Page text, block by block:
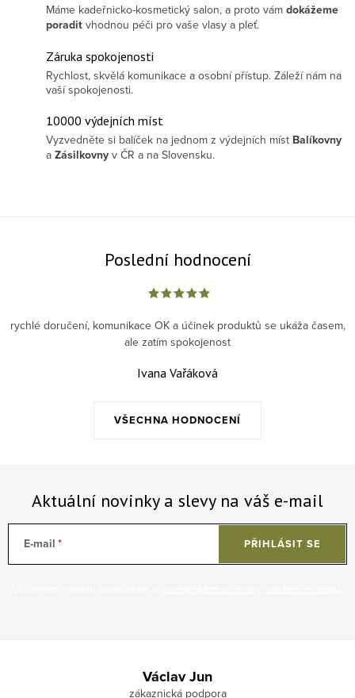
Máme kadeřnicko-kosmetický salon, a proto vám dokážeme
poradit vhodnou péči pro vaše vlasy a pleť.
Záruka spokojenosti
Rychlost, skvělá komunikace a osobní přístup. Záleží nám na
vaší spokojenosti.
10000 výdejních míst
Vyzvedněte si balíček na jednom z výdejních míst Balíkovny
a Zásilkovny v ČR a na Slovensku.
Poslední hodnocení
VŠECHNA HODNOCENÍ
rychlé doručení, komunikace OK a účinek produktů se ukáža časem,
ale zatím spokojenost
Ivana Vařáková
Aktuální novinky a slevy na váš e-mail
E-mail PŘIHLÁSIT SE
Václav Jun